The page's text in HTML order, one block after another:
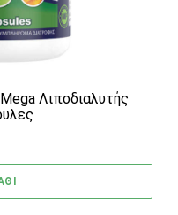
Λιποδιαλυτής